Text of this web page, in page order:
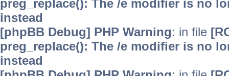
preg_replace(): The /e modifier is no
instead
[phpBB Debug] PHP Warning: in file
preg_replace(): The /e modifier is no
instead